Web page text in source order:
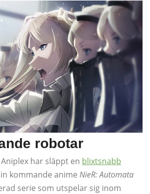
robotar
har släppt en blixtsnabb
kommande anime NieR: Automata
serie som utspelar sig inom